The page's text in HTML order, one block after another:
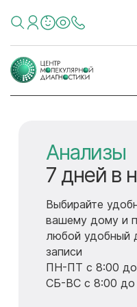
7 дней в
- МРТ
- МСКТ
- Рентген
- УЗИ
- Эндоскопия
Анализы
7 дней в
Выбирайте
вашему дому и
любой удобный
записи
ПН-ПТ с 8:00 до
СБ-ВС с 8:00 до
Годовые
для
-Прямой
педиатром
-Приоритетная
специалистам и
-Вызовы на дом
7 дней в
- МРТ
- МСКТ
- Рентген
- УЗИ
- Эндоскопия
Анализы
7 дней в
Выбирайте
вашему дому и
любой удобный
записи
ПН-ПТ с 8:00 до
СБ-ВС с 8:00 до